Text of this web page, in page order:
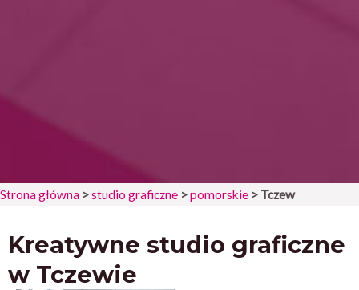
Strona główna >studio graficzne >pomorskie > Tczew
Kreatywne studio graficzne
w Tczewie